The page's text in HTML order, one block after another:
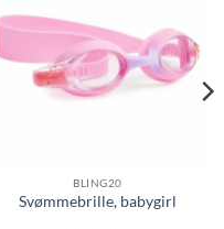
BLING20
Svømmebrille, babygirl